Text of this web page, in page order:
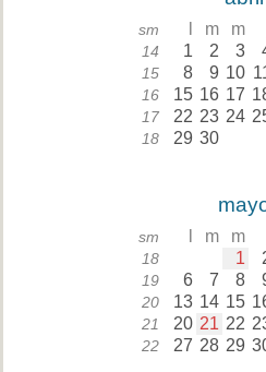
sm m m
14 1 2 3
15 8 9 10
16 15 16 17
17 22 23 24
18 29 30
sm m m
18 1
19 6 7 8
20 13 14 15
21 20 21 22
22 27 28 29